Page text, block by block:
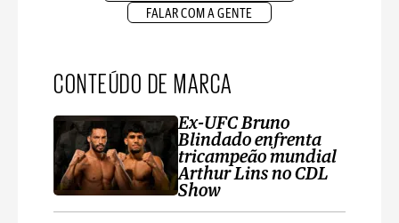
FALAR COM A GENTE
CONTEÚDO DE MARCA
Ex-UFC Bruno
Blindado enfrenta
tricampeão mundial
Arthur Lins no CDL
Show